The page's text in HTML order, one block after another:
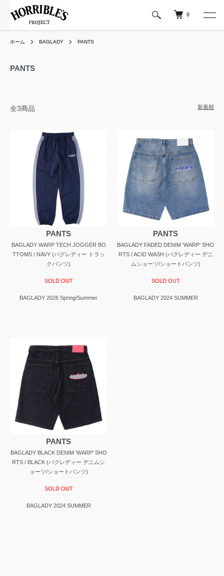
0
ホーム BAGLADY PANTS
PANTS
全3商品 新着順
PANTS
BAGLADY WARP TECH JOGGER BO
TTOMS / NAVY (バグレディー トラッ
クパンツ)
SOLD OUT
BAGLADY 2026 Spring/Summer
PANTS
BAGLADY FADED DENIM ‘WARP’ SHO
RTS / ACID WASH (バグレディー デニ
ムショーツ/ショートパンツ)
SOLD OUT
BAGLADY 2024 SUMMER
PANTS
BAGLADY BLACK DENIM ‘WARP’ SHO
RTS / BLACK (バグレディー デニムシ
ョーツ/ショートパンツ)
SOLD OUT
BAGLADY 2024 SUMMER